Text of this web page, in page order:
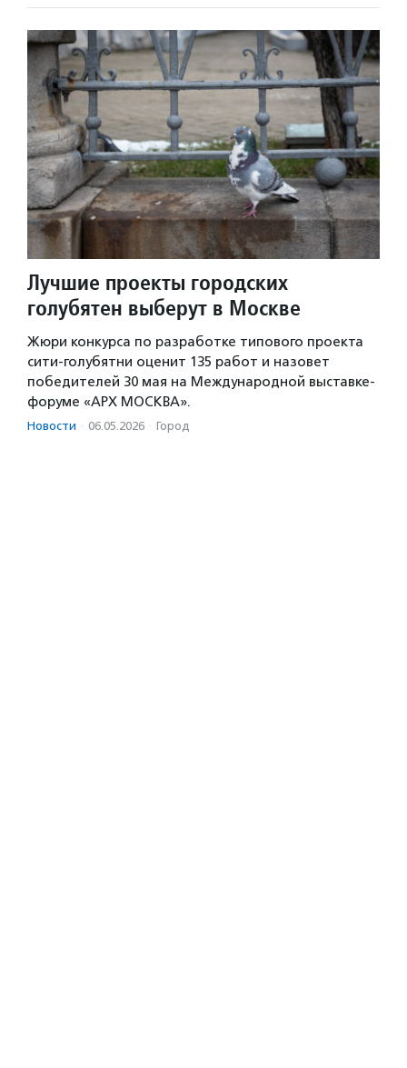
Лучшие проекты городских
голубятен выберут в Москве
Жюри конкурса по разработке типового проекта
сити-голубятни оценит 135 работ и назовет
победителей 30 мая на Международной выставке-
форуме «АРХ МОСКВА».
Новости · 06.05.2026 · Город